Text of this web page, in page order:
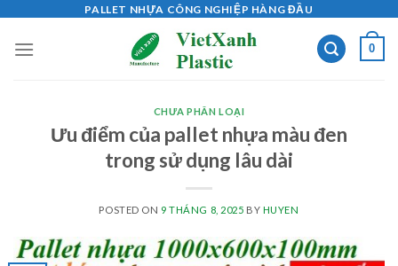
content
PALLET NHỰA CÔNG NGHIỆP HÀNG ĐẦU
0
CHƯA PHÂN LOẠI
Ưu điểm của pallet nhựa màu đen
trong sử dụng lâu dài
POSTED ON 9 THÁNG 8, 2025 BY HUYEN